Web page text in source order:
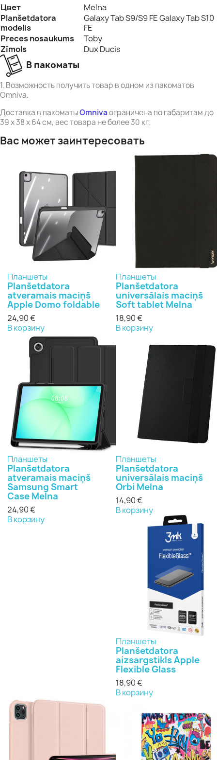
Цвет
Melna
Planšetdatora
modelis
Galaxy Tab S9/S9 FE Galaxy Tab S10
FE
Preces nosaukums
Toby
Zīmols
Dux Ducis
В пакоматы
1. Возможность получить товар в одном из пакоматов
Omniva.
Доставка в пакоматыOmnivaограничена по габаритам до
39 x 38 x 64 см, вес товара не более 30 кг;
Вас может заинтересовать
Планшеты
Planšetdatora
atveramais maciņš
Apple Domo foldable
24,90 €
В корзину
Планшеты
Planšetdatora
universālais maciņš
Soft tablet Melna
18,90 €
В корзину
Планшеты
Planšetdatora
atveramais maciņš
Samsung Smart
Case Melna
24,90 €
В корзину
Планшеты
Planšetdatora
universālais maciņš
Orbi Melna
14,90 €
В корзину
Планшеты
Planšetdatora
aizsargstikls Apple
Flexible Glass
18,90 €
В корзину